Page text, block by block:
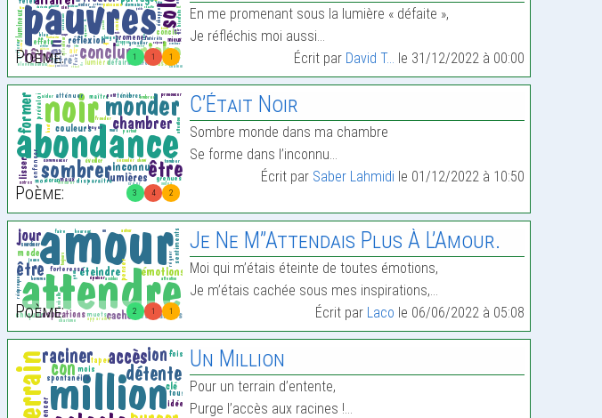
1 1 1
Poème:
En me promenant sous la lumière « défaite »,
Je réfléchis moi aussi…
Écrit par David T... le 31/12/2022 à 00:00
3 4 2
Poème:
C’Était Noir
Sombre monde dans ma chambre
Se forme dans l’inconnu…
Écrit par Saber Lahmidi le 01/12/2022 à 10:50
2 1 1
Poème:
Je Ne M’’Attendais Plus À L’Amour.
Moi qui m’étais éteinte de toutes émotions,
Je m’étais cachée sous mes inspirations,…
Écrit par Laco le 06/06/2022 à 05:08
Un Million
Pour un terrain d’entente,
Purge l’accès aux racines !…